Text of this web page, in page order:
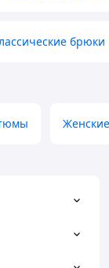
брюки